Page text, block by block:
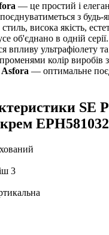
— це простий і
з будь-
висока якість,
об'єднано в одній
впливу ультрафіолету та
колір виробів
Asfora — оптимальне
SE
3